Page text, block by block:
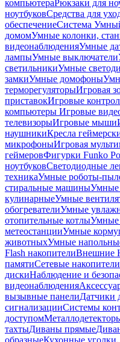
компьютераРюкзаки для
ноутбуковСредства для
обеспечениеСистема
домомУмные колонки,
видеонаблюденияУмные
лампыУмные выключатели
светильникиУмные
замкиУмные домофоны
терморегуляторыИгровая
приставокИгровые
компьютеры Игровые
телевизорыИгровые мыши
наушникиКресла
микрофоныИгровая
геймеровФигурки Funko
ноутбуковСветодиодные
техникаУмные роботы-
стиральные машиныУмные
кулинарныеУмные
обогревателиУмные
отопительные котлыУмные
метеостанцииУмные
животныхУмные
Flash накопителиВнешние
памятиСетевые накопители
дискиНаблюдение и
видеонаблюдения
вызывные панелиДатчики
сигнализацииСистемы
доступом
тахтыДиваны прямые
образныеКухонные